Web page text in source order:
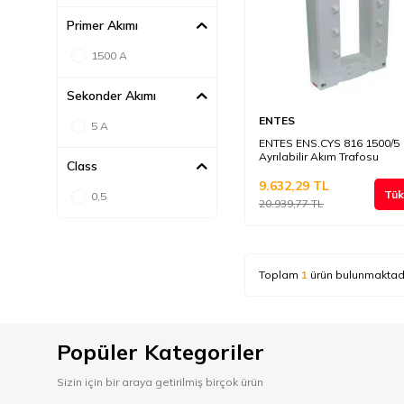
Primer Akımı
1500 A
Sekonder Akımı
5 A
Class
0,5
ENTES
ENTES ENS.CYS 816 1500/5
Ayrılabilir Akım Trafosu
20.939,77TL
9.632,29 TL
Toplam 1 ürün
Popüler Kategoriler
Sizin için bir araya getirilmiş birçok ürün